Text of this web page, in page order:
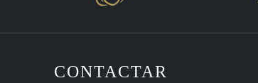
CONTACTAR